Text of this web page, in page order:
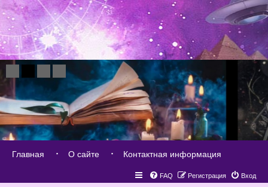
Главная О сайте Контактная информация
Вход
Регистрация
FAQ